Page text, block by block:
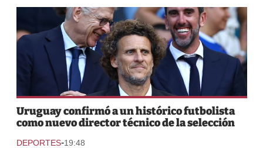
Uruguay confirmó a un histórico futbolista
como nuevo director técnico de la selección
DEPORTES-19:48